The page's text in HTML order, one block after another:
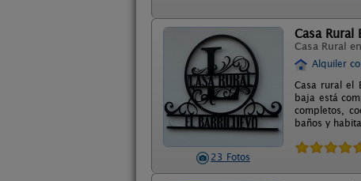
23 Fotos
Casa Rural
Casa Rural en
Alquiler
Casa rural el
baja está
completos,
baños y